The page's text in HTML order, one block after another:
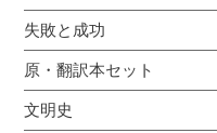
失敗と成功
原・翻訳本セット
文明史